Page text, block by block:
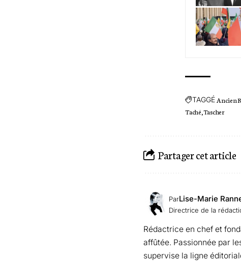
TAGGÉ Ancien
Taché Tascher
Partager cet article
ParLise-Marie
Directrice de la
Rédactrice en chef et
affûtée. Passionnée par
supervise la ligne